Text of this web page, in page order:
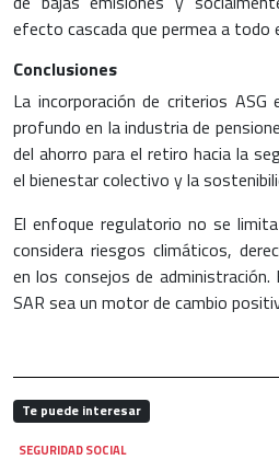
efecto cascada que permea a todo
Conclusiones
La incorporación de criterios ASG
profundo en la industria de
del ahorro para el retiro hacia la
el bienestar colectivo y la
El enfoque regulatorio no se
considera riesgos climáticos,
en los consejos de
SAR sea un motor de cambio
Te puede interesar
SEGURIDAD SOCIAL